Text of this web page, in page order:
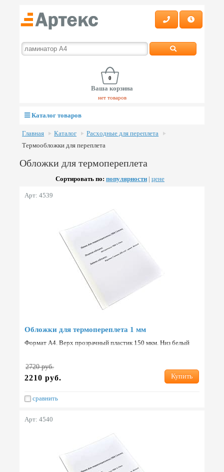
0
Ваша корзина
нет товаров
Каталог товаров
Главная Каталог
Расходные для переплета
Термообложки для переплета
Обложки для термопереплета
Сортировать по: популярности | цене
Арт: 4539
Обложки для термопереплета 1 мм
Формат А4. Верх прозрачный пластик 150 мкм. Низ белый
2720 руб.
2210 руб. Купить
сравнить
Арт: 4540